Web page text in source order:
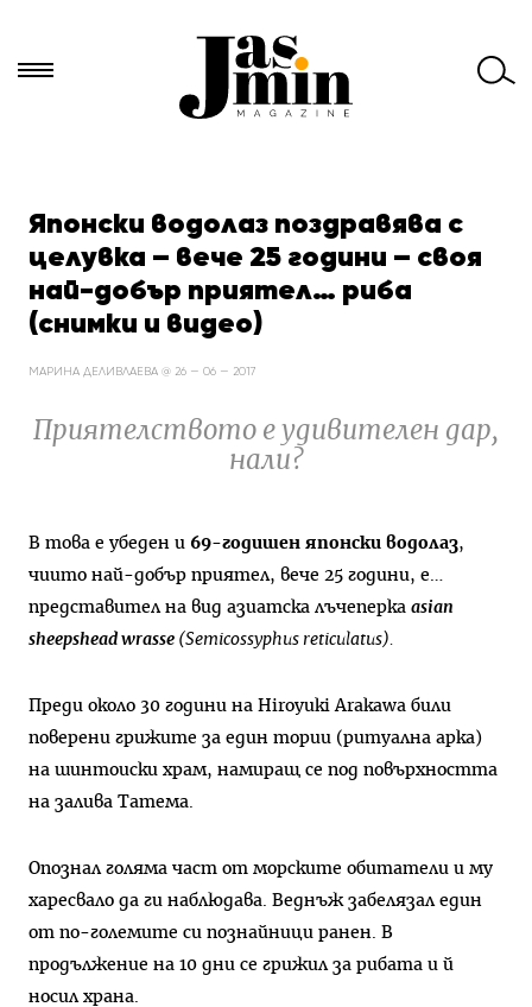
за:Японски водолаз поздравява с
целувка – вече 25 години – своя
най-добър приятел… риба
(снимки и видео)
МАРИНА ДЕЛИВЛАЕВА @ 26 — 06 — 2017
Приятелството е удивителен дар,
нали?
В това е убеден и 69-годишен японски водолаз,
чиито най-добър приятел, вече 25 години, е…
представител на вид азиатска лъчеперка аsian
sheepshead wrasse (Semicossyphus reticulatus).
Преди около 30 години на Hiroyuki Arakawa били
поверени грижите за един тории (ритуална арка)
на шинтоиски храм, намиращ се под повърхността
на залива Татема.
Опознал голяма част от морските обитатели и му
харесвало да ги наблюдава. Веднъж забелязал един
от по-големите си познайници ранен. В
продължение на 10 дни се грижил за рибата и й
носил храна.